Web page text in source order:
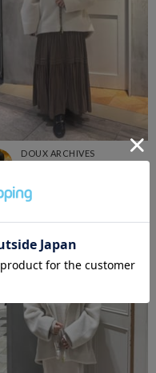
DOUX ARCHIVES
Aya_
159cm